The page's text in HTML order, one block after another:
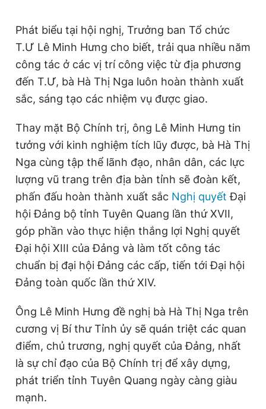
Phát biểu tại hội nghị, Trưởng ban Tổ chức
T.Ư Lê Minh Hưng cho biết, trải qua nhiều năm
công tác ở các vị trí công việc từ địa phương
đến T.Ư, bà Hà Thị Nga luôn hoàn thành xuất
sắc, sáng tạo các nhiệm vụ được giao.
Thay mặt Bộ Chính trị, ông Lê Minh Hưng tin
tưởng với kinh nghiệm tích lũy được, bà Hà Thị
Nga cùng tập thể lãnh đạo, nhân dân, các lực
lượng vũ trang trên địa bàn tỉnh sẽ đoàn kết,
phấn đấu hoàn thành xuất sắc Nghị quyết Đại
hội Đảng bộ tỉnh Tuyên Quang lần thứ XVII,
góp phần vào thực hiện thắng lợi Nghị quyết
Đại hội XIII của Đảng và làm tốt công tác
chuẩn bị đại hội Đảng các cấp, tiến tới Đại hội
Đảng toàn quốc lần thứ XIV.
Ông Lê Minh Hưng đề nghị bà Hà Thị Nga trên
cương vị Bí thư Tỉnh ủy sẽ quán triệt các quan
điểm, chủ trương, nghị quyết của Đảng, nhất
là sự chỉ đạo của Bộ Chính trị để xây dựng,
phát triển tỉnh Tuyên Quang ngày càng giàu
mạnh.